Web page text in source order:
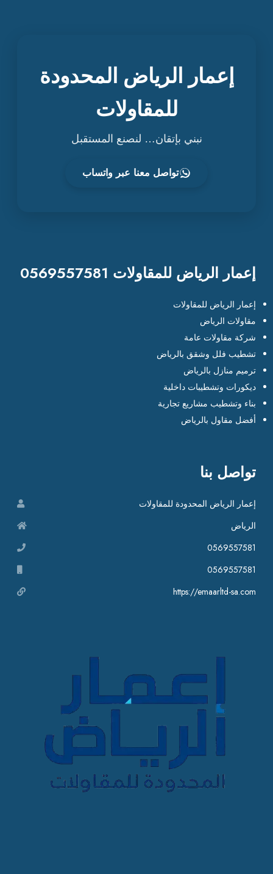
إعمار الرياض المحدودة
للمقاولات
نبني بإتقان… لنصنع المستقبل
تواصل معنا عبر واتساب
إعمار الرياض للمقاولات 0569557581
إعمار الرياض للمقاولات
مقاولات الرياض
شركة مقاولات عامة
تشطيب فلل وشقق بالرياض
ترميم منازل بالرياض
ديكورات وتشطيبات داخلية
بناء وتشطيب مشاريع تجارية
أفضل مقاول بالرياض
تواصل بنا
إعمار الرياض المحدودة للمقاولات
الرياض
0569557581
0569557581
https://emaarltd-sa.com